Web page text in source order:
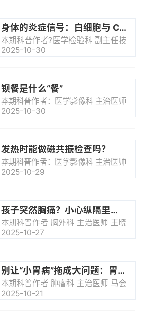
身体的炎症信号：白细胞与 CRP 为何常不同步？
本期科普作者?医学检验科 副主任技
师 魏丹丹感冒发烧、身体不适去医
院，抽血检查后，化验单上的白细胞
升高、一个正常” 的情况，不少人会
疑惑这代表什么。其实，这种不同步
源于两者的功能分工差异，了解背后
的原因，能帮我们更好理解身体的炎
症状态。白细胞来自骨髓，是免疫系
2025-10-30
钡餐是什么“餐”
本期科普作者：医学影像科 主治医师
柳杰
2025-10-30
发热时能做磁共振检查吗？
本期科普作者：医学影像科 主治医师
柳杰
2025-10-29
孩子突然胸痛？小心纵隔里的“小气泡”！
本期科普作者 胸外科 主治医师 王晓
龙想象一下，小明正在剧烈咳嗽后，
突然感到胸口一阵疼痛，还觉得呼吸
体里不小心跑进了一些“小气泡”的故
事。在门诊或急诊时，医生时常会遇
到这种情况。今天，我们就来聊聊这
个少见但重要的健康问题，帮大家了
解它，别慌张，知道怎么应对最重
2025-10-27
别让“小胃病”拖成大问题：胃癌的早期信号与预防
本期科普作者 肿瘤科 主治医师 马会
芳大家好这里是『医生说』你是否也
经历过加班后反酸烧心揉着肚子想"忍
2025-10-21